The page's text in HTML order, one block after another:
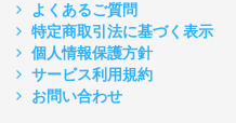
よくあるご質問
特定商取引法に基づく表示
個人情報保護方針
サービス利用規約
お問い合わせ